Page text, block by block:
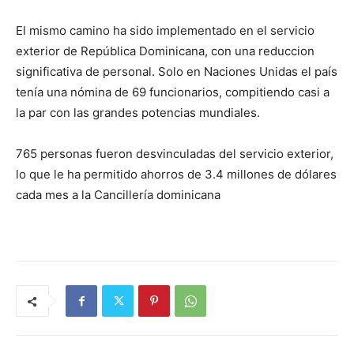
El mismo camino ha sido implementado en el servicio
exterior de República Dominicana, con una reduccion
significativa de personal. Solo en Naciones Unidas el país
tenía una nómina de 69 funcionarios, compitiendo casi a
la par con las grandes potencias mundiales.
765 personas fueron desvinculadas del servicio exterior,
lo que le ha permitido ahorros de 3.4 millones de dólares
cada mes a la Cancillería dominicana